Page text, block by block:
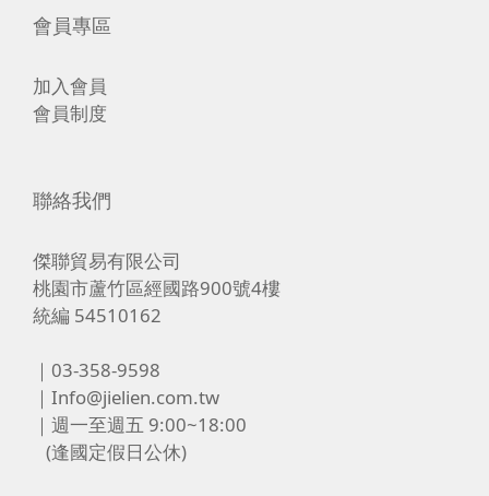
會員專區
加入會員
會員制度
聯絡我們
傑聯貿易有限公司
桃園市蘆竹區經國路900號4樓
統編 54510162
｜03-358-9598
｜Info@jielien.com.tw
｜週一至週五 9:00~18:00
(逢國定假日公休)